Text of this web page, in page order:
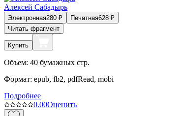
Алексей Сабадырь
Электронная280 ₽ Печатная628 ₽
Читать фрагмент
Купить
Объем: 40 бумажных стр.
Формат: epub, fb2, pdfRead, mobi
Подробнее
0.00Оценить